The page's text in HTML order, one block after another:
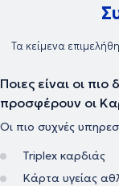
Τα κείμενα
Ποιες είναι οι
προσφέρουν οι
Οι πιο συχνές
Triplex καρδιάς
Κάρτα υγείας